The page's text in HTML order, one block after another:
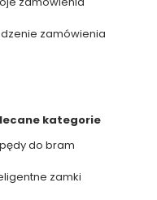
zamówienia
kategorie
do bram
zamki